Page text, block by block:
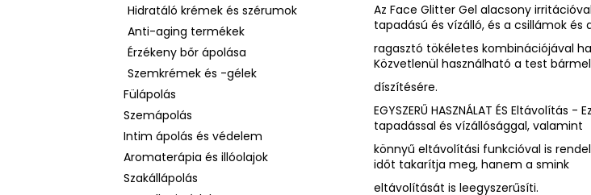
Hidratáló krémek és szérumok
Anti-aging termékek
Érzékeny bőr ápolása
Szemkrémek és -gélek
Fülápolás
Szemápolás
Intim ápolás és védelem
Aromaterápia és illóolajok
Szakállápolás
Az Face Glitter Gel alacsony
tapadású és vízálló, és a csillámok és
ragasztó tökéletes kombinációjával
Közvetlenül használható a test
díszítésére.
EGYSZERŰ HASZNÁLAT ÉS
tapadással és vízállósággal, valamint
könnyű eltávolítási funkcióval is
időt takarítja meg, hanem a smink
eltávolítását is leegyszerűsíti.